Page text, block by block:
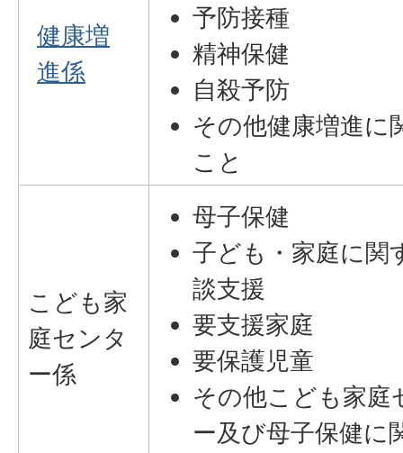
健康増
進係
予防接種
精神保健
自殺予防
その他健康増進に
こと
こども家
庭センタ
ー係
母子保健
子ども・家庭に関
談支援
要支援家庭
要保護児童
その他こども家庭
ー及び母子保健に